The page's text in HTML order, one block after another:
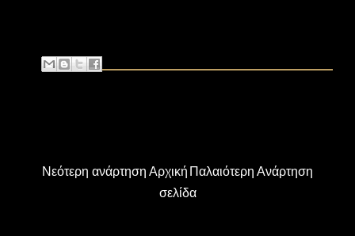
Νεότερη ανάρτηση Παλαιότερη Ανάρτηση
Αρχική
σελίδα